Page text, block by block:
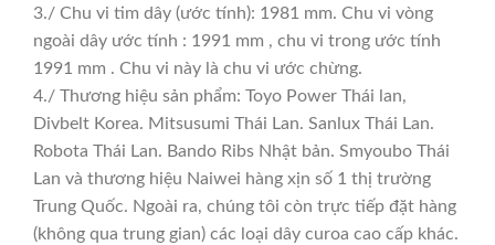
3./ Chu vi tim dây (ước tính): 1981 mm. Chu vi vòng
ngoài dây ước tính : 1991 mm , chu vi trong ước tính
1991 mm . Chu vi này là chu vi ước chừng.
4./ Thương hiệu sản phẩm: Toyo Power Thái lan,
Divbelt Korea. Mitsusumi Thái Lan. Sanlux Thái Lan.
Robota Thái Lan. Bando Ribs Nhật bản. Smyoubo Thái
Lan và thương hiệu Naiwei hàng xịn số 1 thị trường
Trung Quốc. Ngoài ra, chúng tôi còn trực tiếp đặt hàng
(không qua trung gian) các loại dây curoa cao cấp khác.